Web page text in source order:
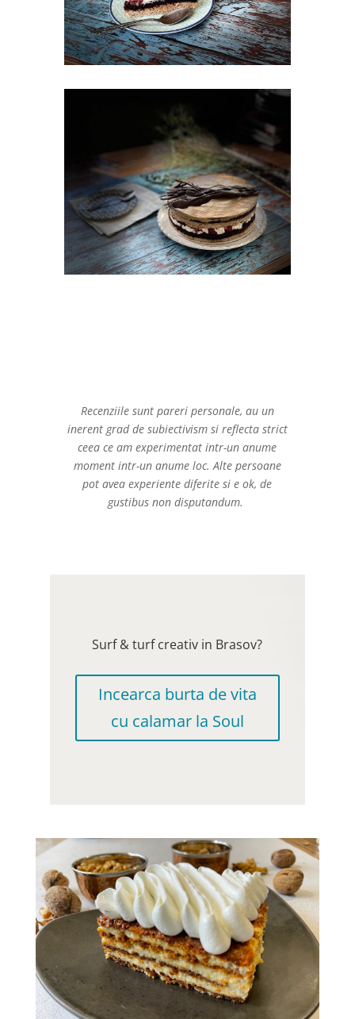
Recenziile sunt pareri personale, au un
inerent grad de subiectivism si reflecta strict
ceea ce am experimentat intr-un anume
moment intr-un anume loc. Alte persoane
pot avea experiente diferite si e ok, de
gustibus non disputandum.
Surf & turf creativ in Brasov?
Incearca burta de vita
cu calamar la Soul